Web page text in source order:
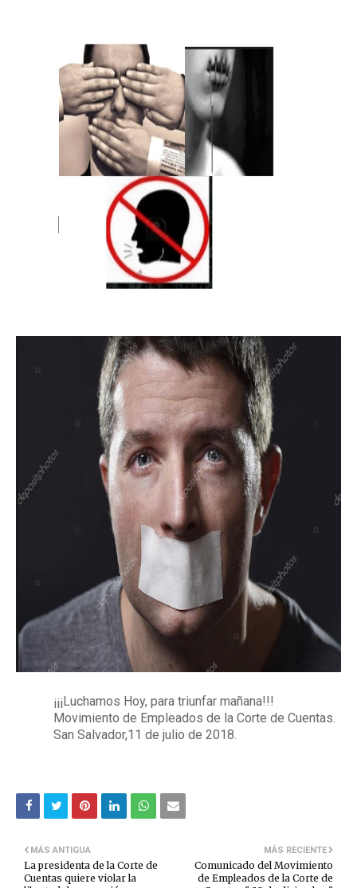
¡¡¡Luchamos Hoy, para triunfar mañana!!!
Movimiento de Empleados de la Corte de Cuentas.
San Salvador,11 de julio de 2018.
MÁS RECIENTE
Comunicado del Movimiento
de Empleados de la Corte de
MÁS ANTIGUA
La presidenta de la Corte de
Cuentas quiere violar la